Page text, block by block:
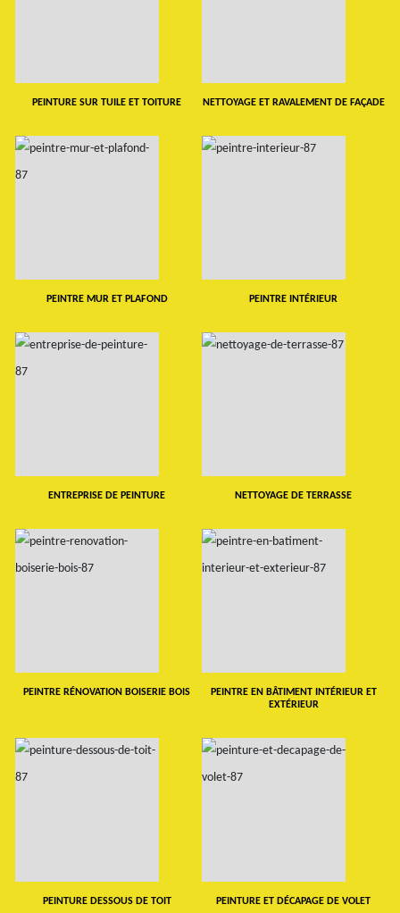
PEINTURE SUR TUILE ET TOITURE NETTOYAGE ET RAVALEMENT DE FAÇADE
PEINTRE MUR ET PLAFOND PEINTRE INTÉRIEUR
ENTREPRISE DE PEINTURE NETTOYAGE DE TERRASSE
PEINTRE RÉNOVATION BOISERIE BOIS
PEINTRE EN BÂTIMENT INTÉRIEUR ET
EXTÉRIEUR
PEINTURE DESSOUS DE TOIT PEINTURE ET DÉCAPAGE DE VOLET